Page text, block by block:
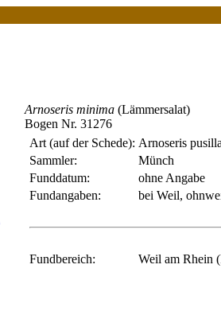
Arnoseris minima (Lämmersalat)
Bogen Nr. 31276
Art (auf der Schede): Arnoseris
Sammler:
Münch
Funddatum:
ohne Angabe
Fundangaben:
bei Weil,
Fundbereich: Weil am Rhein